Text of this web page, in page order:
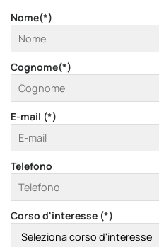
Nome(*)
Cognome(*)
E-mail (*)
Telefono
Corso d'interesse (*)